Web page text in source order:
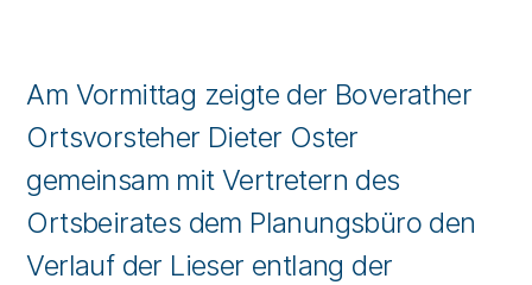
Am Vormittag zeigte der Boverather
Ortsvorsteher Dieter Oster
gemeinsam mit Vertretern des
Ortsbeirates dem Planungsbüro den
Verlauf der Lieser entlang der